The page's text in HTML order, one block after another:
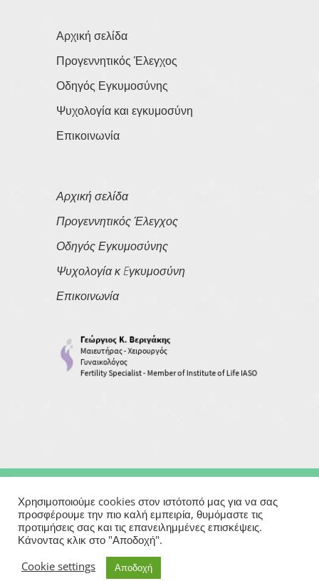
Αρχική σελίδα
Προγεννητικός Έλεγχος
Οδηγός Εγκυμοσύνης
Ψυχολογία και εγκυμοσύνη
Επικοινωνία
Αρχική σελίδα
Προγεννητικός Έλεγχος
Οδηγός Εγκυμοσύνης
Ψυχολογία κ Eγκυμοσύνη
Επικοινωνία
Copyright © 2026Georgios Verigakis| All Rights Reserved
Powered By
Μαιευτήρας | Γυναικολόγος | Χειρουργός | Εξωσωματική
Χρησιμοποιούμε cookies στον ιστότοπό μας για να σας
προσφέρουμε την πιο καλή εμπειρία, θυμόμαστε τις
προτιμήσεις σας και τις επανειλημμένες επισκέψεις.
Κάνοντας κλικ στο "Αποδοχή".
Cookie settings
Αποδοχή